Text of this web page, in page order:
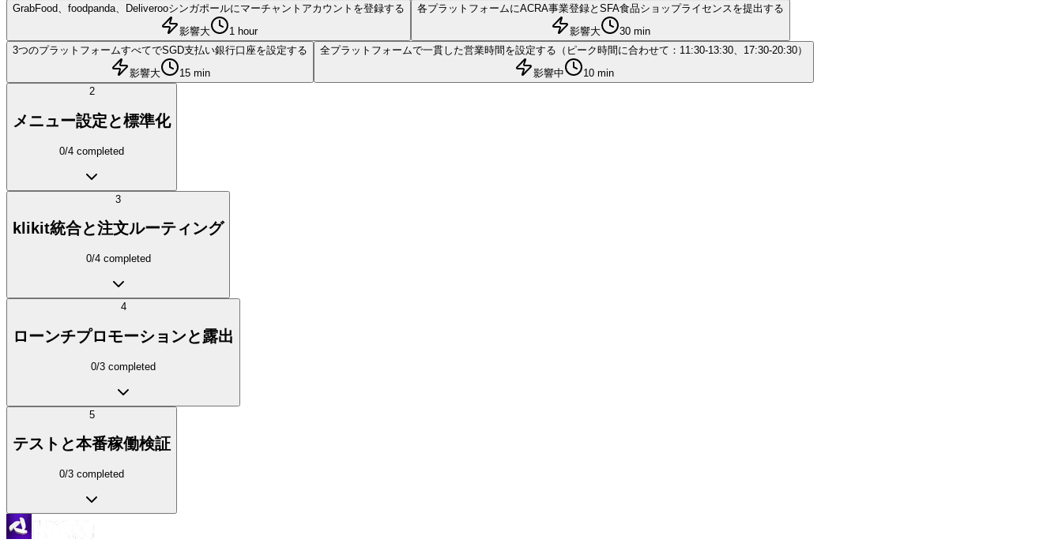
GrabFood、foodpanda、Deliverooシンガポールにマーチャントアカウントを登録する
影響大
1 hour
各プラットフォームにACRA事業登録とSFA食品ショップライセンスを提出する
影響大
30 min
3つのプラットフォームすべてでSGD支払い銀行口座を設定する
影響大
15 min
全プラットフォームで一貫した営業時間を設定する（ピーク時間に合わせて：11:30-13:30、17:30-20:30）
影響中
10 min
2
メニュー設定と標準化
0/4 completed
3
klikit統合と注文ルーティング
0/4completed
4
ローンチプロモーションと露出
0/3 completed
5
テストと本番稼働検証
0/3 completed